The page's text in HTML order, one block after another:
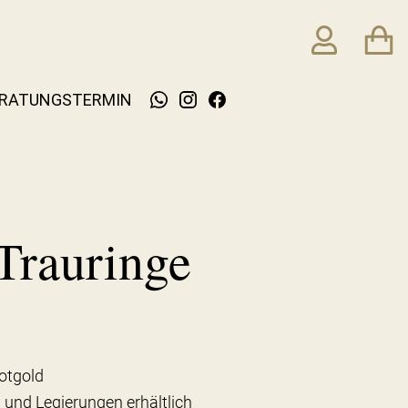
Legierungen erhältlich